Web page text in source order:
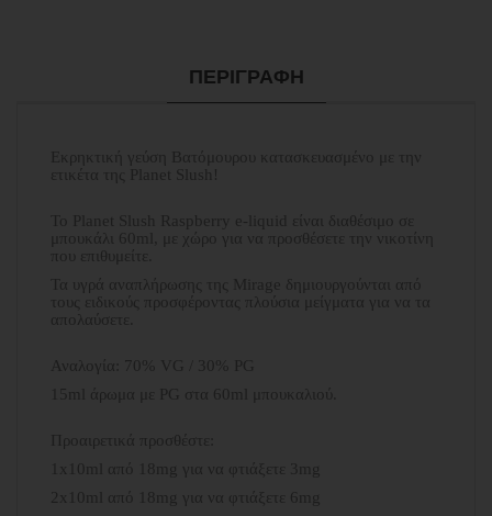
ΠΕΡΙΓΡΑΦΉ
Εκρηκτική γεύση Βατόμουρου κατασκευασμένο με την
ετικέτα της Planet Slush!
Το Planet Slush Raspberry e-liquid είναι διαθέσιμο σε
μπουκάλι 60ml, με χώρο για να προσθέσετε την νικοτίνη
που επιθυμείτε.
Τα υγρά αναπλήρωσης της Mirage δημιουργούνται από
τους ειδικούς προσφέροντας πλούσια μείγματα για να τα
απολαύσετε.
Αναλογία: 70% VG / 30% PG
15ml άρωμα με PG στα 60ml μπουκαλιού.
Προαιρετικά προσθέστε:
1x10ml από 18mg για να φτιάξετε 3mg
2x10ml από 18mg για να φτιάξετε 6mg